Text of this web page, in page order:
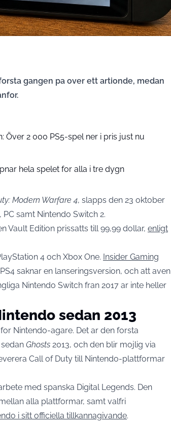
gangen pa over ett artionde, medan
Över 2 000 PS5-spel ner i pris just nu
hela spelet for alla i tre dygn
Modern Warfare 4, slapps den 23 oktober
samt Nintendo Switch 2.
Vault Edition prissatts till 99,99 dollar, enligt
4 och Xbox One. Insider Gaming
saknar en lanseringsversion, och att aven
Nintendo Switch fran 2017 ar inte heller
sedan 2013
Nintendo-agare. Det ar den forsta
Ghosts 2013, och den blir mojlig via
Call of Duty till Nintendo-plattformar
med spanska Digital Legends. Den
alla plattformar, samt valfri
i sitt officiella tillkannagivande.